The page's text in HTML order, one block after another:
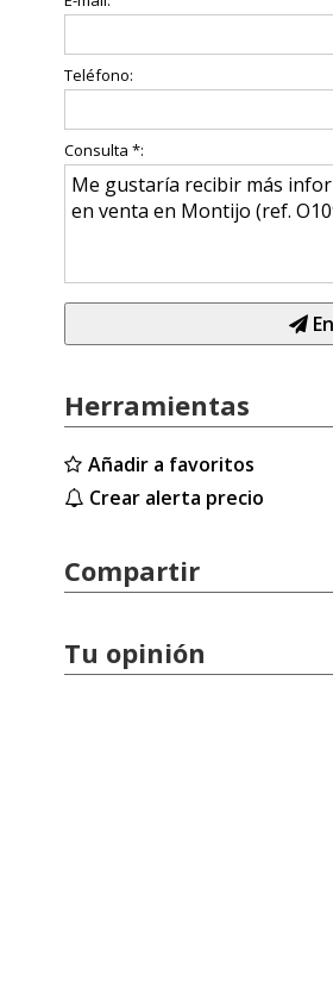
Teléfono:
Consulta *:
Herramientas
Añadir a favoritos
Crear alerta precio
Compartir
Tu opinión